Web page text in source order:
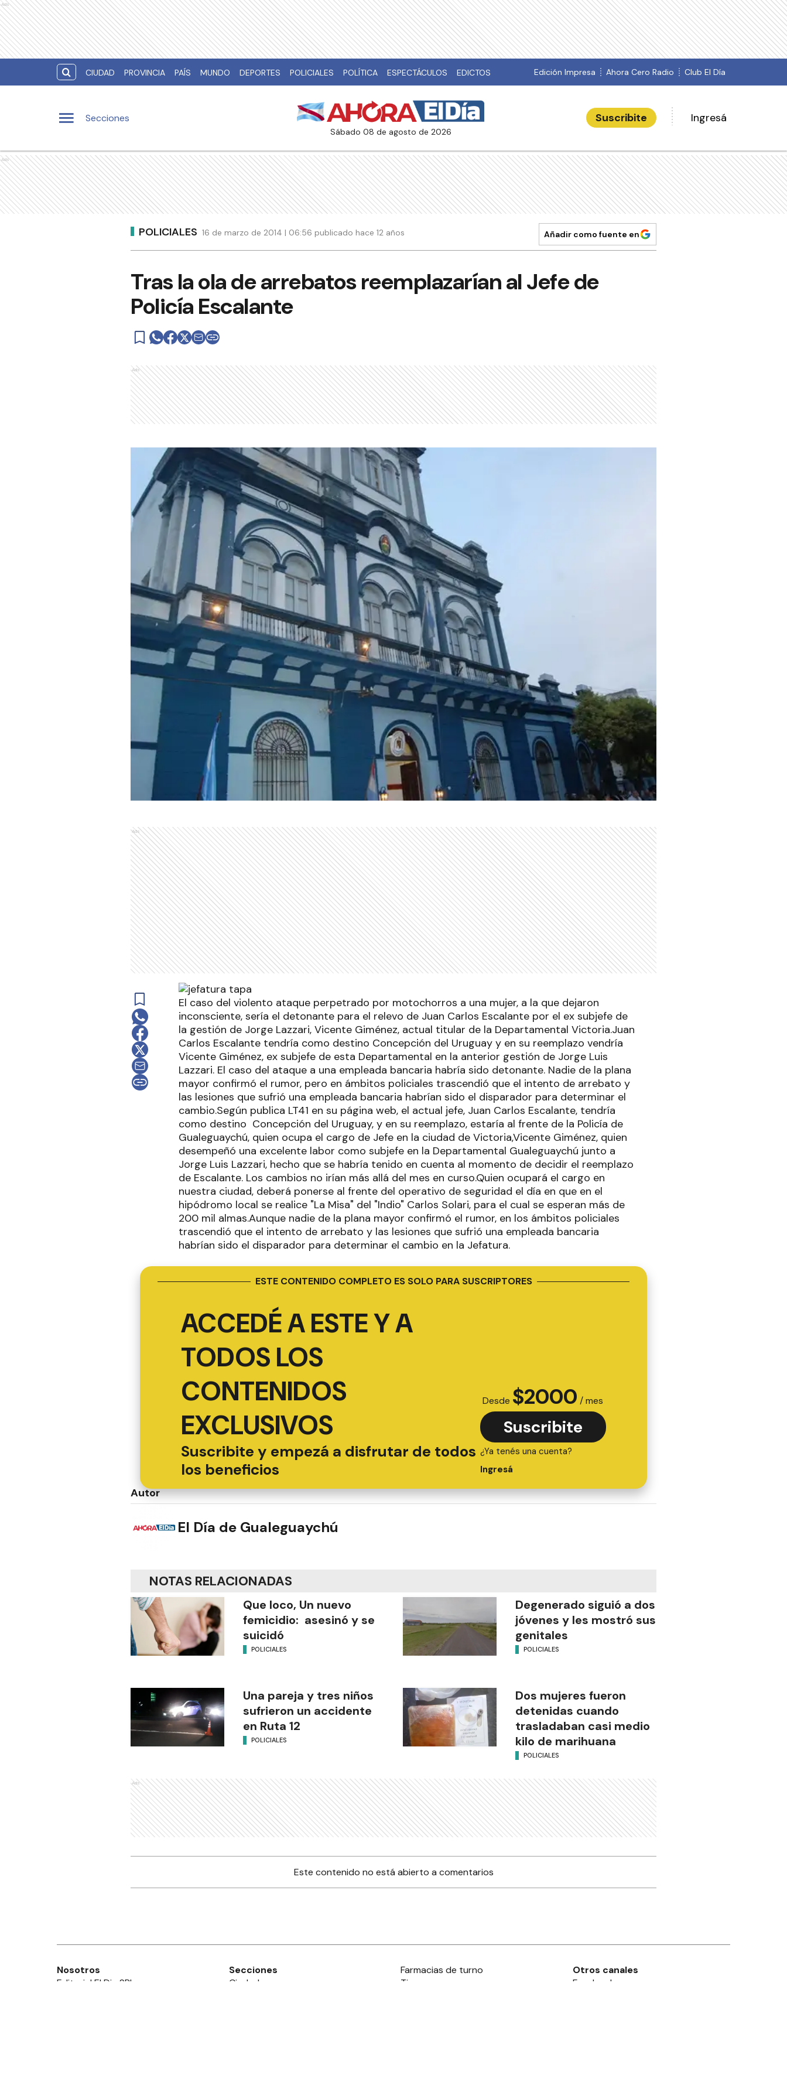
Ads
CIUDAD PROVINCIA PAÍS MUNDO DEPORTES POLICIALES POLÍTICA ESPECTÁCULOS EDICTOS Edición Impresa Ahora Cero Radio Club El Día
Secciones
sábado 08 de agosto de 2026
Suscribite Ingresá
Ads
POLICIALES 16 de marzo de 2014 | 06:56 publicado hace 12 años Añadir como fuente en
Tras la ola de arrebatos reemplazarían al Jefe de
Policía Escalante
Ads
Ads
El caso del violento ataque perpetrado por motochorros a una mujer, a la que dejaron
inconsciente, sería el detonante para el relevo de Juan Carlos Escalante por el ex subjefe de
la gestión de Jorge Lazzari, Vicente Giménez, actual titular de la Departamental Victoria.Juan
Carlos Escalante tendría como destino Concepción del Uruguay y en su reemplazo vendría
Vicente Giménez, ex subjefe de esta Departamental en la anterior gestión de Jorge Luis
Lazzari. El caso del ataque a una empleada bancaria habría sido detonante. Nadie de la plana
mayor confirmó el rumor, pero en ámbitos policiales trascendió que el intento de arrebato y
las lesiones que sufrió una empleada bancaria habrían sido el disparador para determinar el
cambio.Según publica LT41 en su página web, el actual jefe, Juan Carlos Escalante, tendría
como destino Concepción del Uruguay, y en su reemplazo, estaría al frente de la Policía de
Gualeguaychú, quien ocupa el cargo de Jefe en la ciudad de Victoria,Vicente Giménez, quien
desempeñó una excelente labor como subjefe en la Departamental Gualeguaychú junto a
Jorge Luis Lazzari, hecho que se habría tenido en cuenta al momento de decidir el reemplazo
de Escalante. Los cambios no irían más allá del mes en curso.Quien ocupará el cargo en
nuestra ciudad, deberá ponerse al frente del operativo de seguridad el día en que en el
hipódromo local se realice "La Misa" del "Indio" Carlos Solari, para el cual se esperan más de
200 mil almas.Aunque nadie de la plana mayor confirmó el rumor, en los ámbitos policiales
trascendió que el intento de arrebato y las lesiones que sufrió una empleada bancaria
habrían sido el disparador para determinar el cambio en la Jefatura.
ESTE CONTENIDO COMPLETO ES SOLO PARA SUSCRIPTORES
ACCEDÉ A ESTE Y A
TODOS LOS
CONTENIDOS
EXCLUSIVOS
Suscribite y empezá a disfrutar de todos
los beneficios
Desde $2000 / mes
Suscribite
¿Ya tenés una cuenta?
Ingresá
Autor
El Día de Gualeguaychú
NOTAS RELACIONADAS
Que loco, Un nuevo
femicidio: asesinó y se
suicidó
POLICIALES
Degenerado siguió a dos
jóvenes y les mostró sus
genitales
POLICIALES
Una pareja y tres niños
sufrieron un accidente
en Ruta 12
POLICIALES
Dos mujeres fueron
detenidas cuando
trasladaban casi medio
kilo de marihuana
POLICIALES
Ads
Este contenido no está abierto a comentarios
Nosotros
Editorial El Dia SRL
Secciones
Ciudad
Farmacias de turno
Tiempo
Otros canales
Facebook